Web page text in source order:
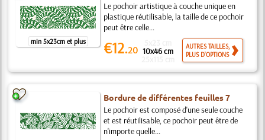
min 5x23cm et plus
Le pochoir artistique à couche unique en
plastique réutilisable, la taille de ce pochoir
peut être celle...
€12.20 10x46 cm
AUTRES TAILLES,
PLUS D'OPTIONS
Bordure de différentes feuilles 7
Le pochoir est composé d'une seule couche
et est réutilisable, ce pochoir peut être de
n'importe quelle...